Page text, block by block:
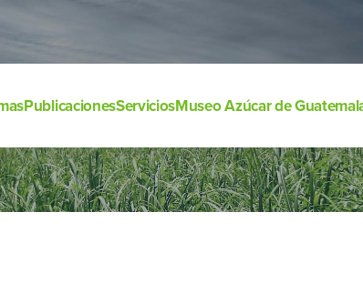
PublicacionesServiciosMuseo Azúcar de